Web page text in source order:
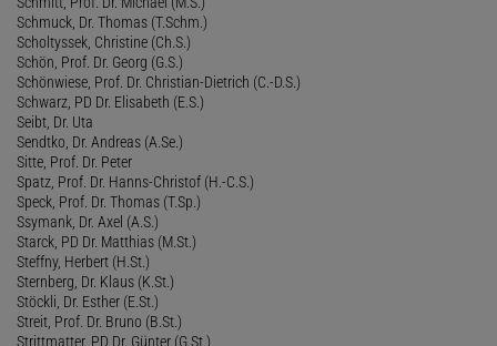
Schmuck, Dr. Thomas (T.Schm.)
Scholtyssek, Christine (Ch.S.)
Schön, Prof. Dr. Georg (G.S.)
Schönwiese, Prof. Dr. Christian-Dietrich (C.-D.S.)
Schwarz, PD Dr. Elisabeth (E.S.)
Seibt, Dr. Uta
Sendtko, Dr. Andreas (A.Se.)
Sitte, Prof. Dr. Peter
Spatz, Prof. Dr. Hanns-Christof (H.-C.S.)
Speck, Prof. Dr. Thomas (T.Sp.)
Ssymank, Dr. Axel (A.S.)
Starck, PD Dr. Matthias (M.St.)
Steffny, Herbert (H.St.)
Sternberg, Dr. Klaus (K.St.)
Stöckli, Dr. Esther (E.St.)
Streit, Prof. Dr. Bruno (B.St.)
Strittmatter, PD Dr. Günter (G.St.)